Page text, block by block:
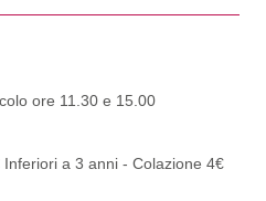
ore 11.30 e 15.00
a 3 anni - Colazione 4€